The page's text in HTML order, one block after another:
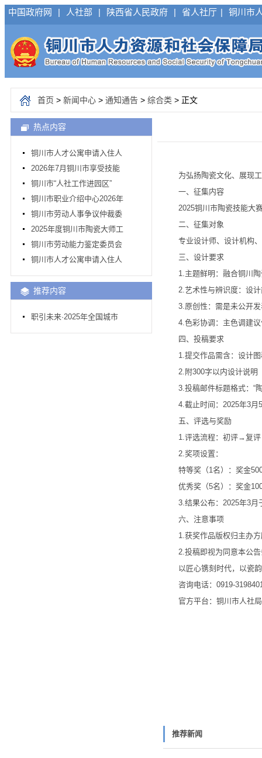
中国政府网 | 人社部 | 陕西省人民政府 | 省人社厅 | 铜川市
首页 > 新闻中心 > 通知通告 > 综合类 > 正文
热点内容
铜川市人才公寓申请入住人
2026年7月铜川市享受技能
铜川市“人社工作进园区”
铜川市职业介绍中心2026年
铜川市劳动人事争议仲裁委
2025年度铜川市陶瓷大师工
铜川市劳动能力鉴定委员会
铜川市人才公寓申请入住人
推荐内容
职引未来·2025年全国城市
为弘扬陶瓷文化、展现工
一、征集内容
2025铜川市陶瓷技能大
二、征集对象
专业设计师、设计机构、
三、设计要求
1.主题鲜明：融合铜川陶
2.艺术性与辨识度：设计
3.原创性：需是未公开发
4.色彩协调：主色调建议
四、投稿要求
1.提交作品需含：设计图
2.附300字以内设计说明
3.投稿邮件标题格式：“陶
4.截止时间：2025年3月
五、评选与奖励
1.评选流程：初评→复评
2.奖项设置：
特等奖（1名）：奖金
优秀奖（5名）：奖金
3.结果公布：2025年3月
六、注意事项
1.获奖作品版权归主办方
2.投稿即视为同意本公告
以匠心镌刻时代，以瓷韵
咨询电话：0919-
官方平台：铜川市人社局
推荐新闻